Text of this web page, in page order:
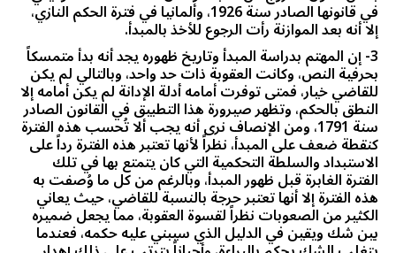
في قانونها الصادر سنة 1926، وألمانيا في فترة الحكم النازي،
إلا أنه بعد الموازنة رأت الرجوع للأخذ بالمبدأ.
3- إن المهتم بدراسة المبدأ وتاريخ ظهوره يجد أنه بدأ متمسكاً
بحرفية النص، وكانت العقوبة ذات حد واحد، وبالتالي لم يكن
للقاضي خيار، فمتى توفرت أمامه أدلة الإدانة لم يكن أمامه إلا
النطق بالحكم، وتظهر صيرورة هذا التطبيق في القانون الصادر
سنة 1791، ومن الإنصاف نرى أنه يجب ألا تُحسب هذه الفترة
كنقطة ضعف على المبدأ، نظراً لأنها تعتبر هذه الفترة رداً على
الاستبداد والسلطة التحكمية التي كان يتمتع بها في تلك
الفترة الغابرة قبل ظهور المبدأ، وبالرغم من كل ما وُصفت به
هذه الفترة إلا أنها تعتبر حرجة بالنسبة للقاضي، حيث يعاني
الكثير من الصعوبات نظراً لقسوة العقوبة، مما يجعل ضميره
بين شك ويقين في الدليل الذي سيبني عليه حكمه، فعندما